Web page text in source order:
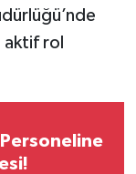
aktif rol